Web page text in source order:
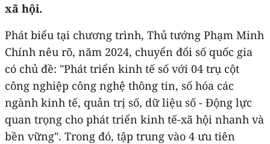
xã hội.
Phát biểu tại chương trình, Thủ tướng Phạm Minh
Chính nêu rõ, năm 2024, chuyển đổi số quốc gia
có chủ đề: "Phát triển kinh tế số với 04 trụ cột
công nghiệp công nghệ thông tin, số hóa các
ngành kinh tế, quản trị số, dữ liệu số - Động lực
quan trọng cho phát triển kinh tế-xã hội nhanh và
bền vững". Trong đó, tập trung vào 4 ưu tiên